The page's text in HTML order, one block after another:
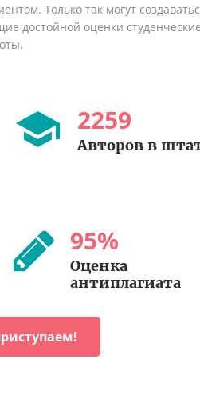
Только так могут
достойной оценки студенческие
2259
Авторов в
95%
Оценка
антиплагиата